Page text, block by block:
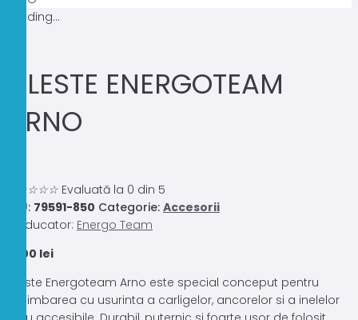
Loading...
CLESTE ENERGOTEAM
ARNO
☆☆☆☆ Evaluată la 0 din 5
SKU: 79591-850 Categorie: Accesorii
Producator: Energo Team
21,00 lei
Cleste Energoteam Arno este special conceput pentru
schimbarea cu usurinta a carligelor, ancorelor si a inelelor